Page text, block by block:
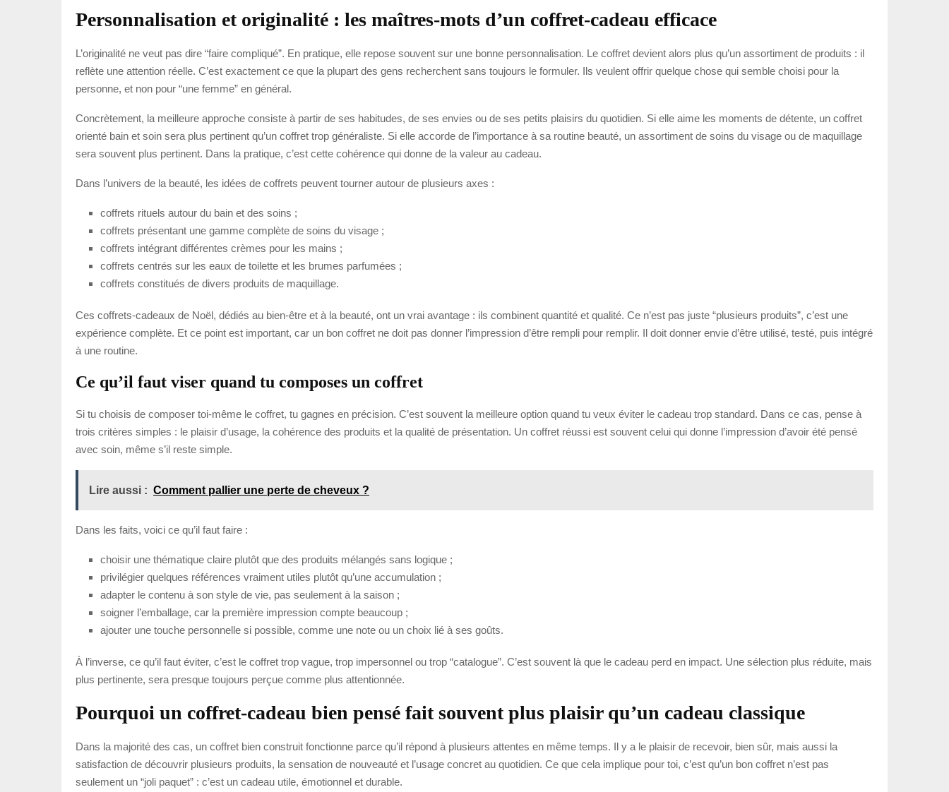
Personnalisation et originalité : les maîtres-mots d’un coffret-cadeau efficace
L’originalité ne veut pas dire “faire compliqué”. En pratique, elle repose souvent sur une bonne personnalisation. Le coffret devient alors plus qu’un assortiment de produits : il
reflète une attention réelle. C’est exactement ce que la plupart des gens recherchent sans toujours le formuler. Ils veulent offrir quelque chose qui semble choisi pour la
personne, et non pour “une femme” en général.
Concrètement, la meilleure approche consiste à partir de ses habitudes, de ses envies ou de ses petits plaisirs du quotidien. Si elle aime les moments de détente, un coffret
orienté bain et soin sera plus pertinent qu’un coffret trop généraliste. Si elle accorde de l’importance à sa routine beauté, un assortiment de soins du visage ou de maquillage
sera souvent plus pertinent. Dans la pratique, c’est cette cohérence qui donne de la valeur au cadeau.
Dans l’univers de la beauté, les idées de coffrets peuvent tourner autour de plusieurs axes :
coffrets rituels autour du bain et des soins ;
coffrets présentant une gamme complète de soins du visage ;
coffrets intégrant différentes crèmes pour les mains ;
coffrets centrés sur les eaux de toilette et les brumes parfumées ;
coffrets constitués de divers produits de maquillage.
Ces coffrets-cadeaux de Noël, dédiés au bien-être et à la beauté, ont un vrai avantage : ils combinent quantité et qualité. Ce n’est pas juste “plusieurs produits”, c’est une
expérience complète. Et ce point est important, car un bon coffret ne doit pas donner l’impression d’être rempli pour remplir. Il doit donner envie d’être utilisé, testé, puis intégré
à une routine.
Ce qu’il faut viser quand tu composes un coffret
Si tu choisis de composer toi-même le coffret, tu gagnes en précision. C’est souvent la meilleure option quand tu veux éviter le cadeau trop standard. Dans ce cas, pense à
trois critères simples : le plaisir d’usage, la cohérence des produits et la qualité de présentation. Un coffret réussi est souvent celui qui donne l’impression d’avoir été pensé
avec soin, même s’il reste simple.
Lire aussi : Comment pallier une perte de cheveux ?
Dans les faits, voici ce qu’il faut faire :
choisir une thématique claire plutôt que des produits mélangés sans logique ;
privilégier quelques références vraiment utiles plutôt qu’une accumulation ;
adapter le contenu à son style de vie, pas seulement à la saison ;
soigner l’emballage, car la première impression compte beaucoup ;
ajouter une touche personnelle si possible, comme une note ou un choix lié à ses goûts.
À l’inverse, ce qu’il faut éviter, c’est le coffret trop vague, trop impersonnel ou trop “catalogue”. C’est souvent là que le cadeau perd en impact. Une sélection plus réduite, mais
plus pertinente, sera presque toujours perçue comme plus attentionnée.
Pourquoi un coffret-cadeau bien pensé fait souvent plus plaisir qu’un cadeau classique
Dans la majorité des cas, un coffret bien construit fonctionne parce qu’il répond à plusieurs attentes en même temps. Il y a le plaisir de recevoir, bien sûr, mais aussi la
satisfaction de découvrir plusieurs produits, la sensation de nouveauté et l’usage concret au quotidien. Ce que cela implique pour toi, c’est qu’un bon coffret n’est pas
seulement un “joli paquet” : c’est un cadeau utile, émotionnel et durable.